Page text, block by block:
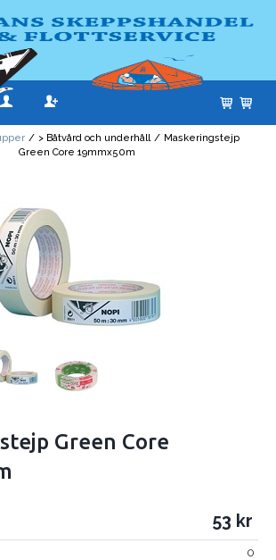
/ > Båtvård och underhåll / Maskeringstejp
Green Core 19mmx50m
Green Core
53
0